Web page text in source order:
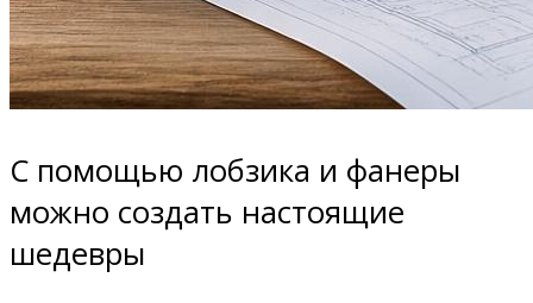
С помощью лобзика и фанеры
можно создать настоящие
шедевры